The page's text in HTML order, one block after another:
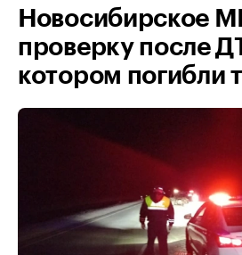
Новосибирское
проверку после
котором погибли